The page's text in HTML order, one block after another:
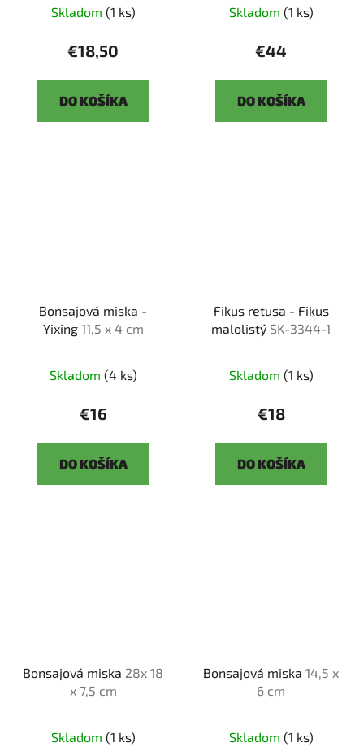
Skladom (1 ks)
€18,50
DO KOŠÍKA
Skladom (1 ks)
€44
DO KOŠÍKA
Bonsajová miska -
Yixing 11,5 x 4 cm
Skladom (4 ks)
€16
DO KOŠÍKA
Fikus retusa - Fikus
malolistý SK-3344-1
Skladom (1 ks)
€18
DO KOŠÍKA
Bonsajová miska 28x 18
x 7,5 cm
Skladom (1 ks)
Bonsajová miska 14,5 x
6 cm
Skladom (1 ks)